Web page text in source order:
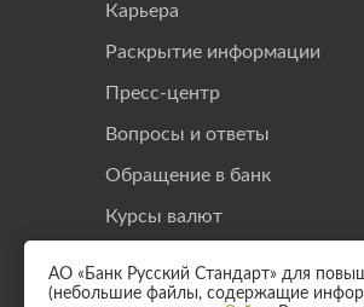
Карьера
Раскрытие информации
Пресс-центр
Вопросы и ответы
Обращение в банк
Курсы валют
Полезные статьи
АО «Банк Русский Стандарт» для
(небольшие файлы, содержащие